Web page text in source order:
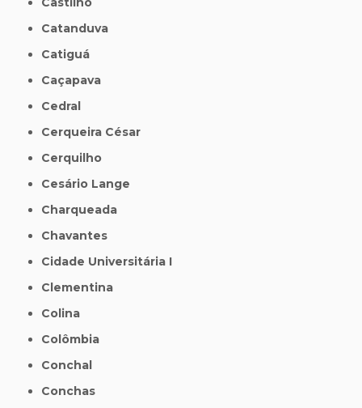
Catanduva
Catiguá
Caçapava
Cedral
Cerqueira César
Cerquilho
Cesário Lange
Charqueada
Chavantes
Cidade Universitária I
Clementina
Colina
Colômbia
Conchal
Conchas